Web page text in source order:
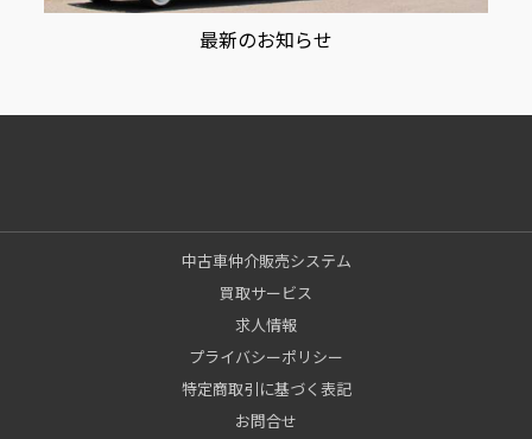
最新のお知らせ
中古車仲介販売システム
買取サービス
求人情報
プライバシーポリシー
特定商取引に基づく表記
お問合せ